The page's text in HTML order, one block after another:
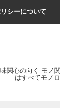
シーについて
関心の向く モ
はすべてモノ